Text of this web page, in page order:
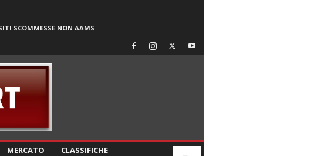
SCOMMESSE NON AAMS
MERCATO
CLASSIFICHE